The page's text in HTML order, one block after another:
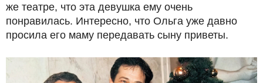
же театре, что эта девушка ему очень
понравилась. Интересно, что Ольга уже давно
просила его маму передавать сыну приветы.